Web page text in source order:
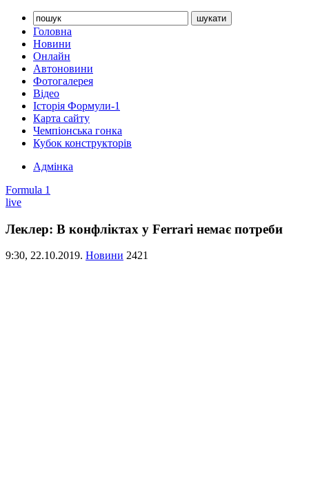
Головна
Новини
Онлайн
Автоновини
Фотогалерея
Відео
Історія Формули-1
Карта сайту
Чемпіонська гонка
Кубок конструкторів
Адмінка
Formula 1
live
Леклер: В конфліктах у Ferrari немає потреби
9:30, 22.10.2019. Новини 2421